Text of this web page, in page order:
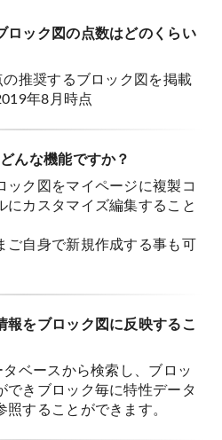
ロック図の点数はどのくらい
推奨するブロック図を掲載
年8月時点
んな機能ですか？
ック図をマイページに複製コ
にカスタマイズ編集すること
ご自身で新規作成する事も可
報をブロック図に反映するこ
ベースから検索し、ブロッ
できブロック毎に特性データ
照することができます。